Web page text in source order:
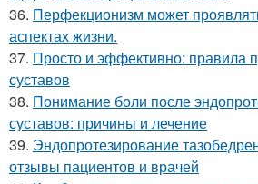
36. Перфекционизм может
аспектах жизни.
37. Просто и эффективно: правила
суставов
38. Понимание боли после
суставов: причины и лечение
39. Эндопротезирование
отзывы пациентов и врачей